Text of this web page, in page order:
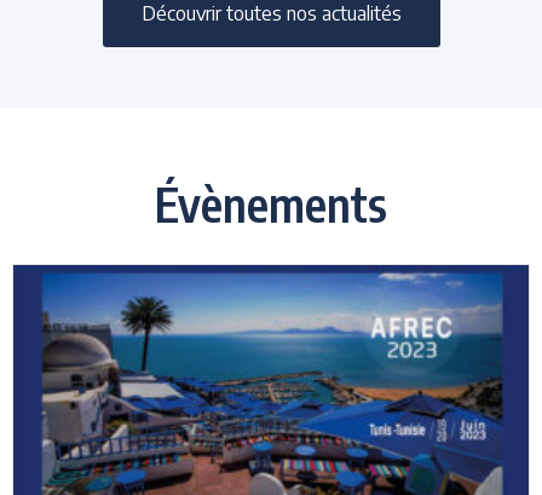
Découvrir toutes nos actualités
Évènements